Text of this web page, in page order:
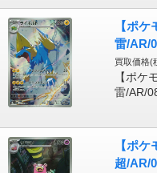
【ポ
雷/AR/
買取価格(
【ポケ
雷/AR/
【ポ
超/AR/